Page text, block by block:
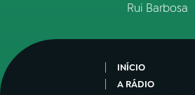
Rui Barbosa
INÍCIO
A RÁDIO